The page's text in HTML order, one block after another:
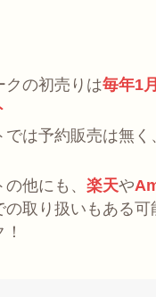
クの初売りは毎年1
では予約販売は無く
他にも、 楽天や
の取り扱いもある